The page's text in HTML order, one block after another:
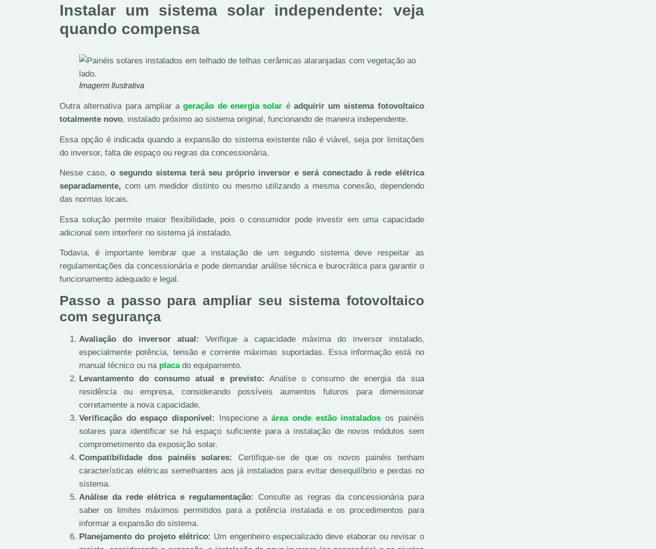
Instalar um sistema solar independente: veja
quando compensa
Imagerm Ilustrativa
Outra alternativa para ampliar ageração de energia solar é adquirir um sistema fotovoltaico
totalmente novo, instalado próximo ao sistema original, funcionando de maneira independente.
Essa opção é indicada quando a expansão do sistema existente não é viável, seja por limitações
do inversor, falta de espaço ou regras da concessionária.
Nesse caso,o segundo sistema terá seu próprio inversor e será conectado à rede elétrica
separadamente, com um medidor distinto ou mesmo utilizando a mesma conexão, dependendo
das normas locais.
Essa solução permite maior flexibilidade, pois o consumidor pode investir em uma capacidade
adicional sem interferir no sistema já instalado.
Todavia, é importante lembrar que a instalação de um segundo sistema deve respeitar as
regulamentações da concessionária e pode demandar análise técnica e burocrática para garantir o
funcionamento adequado e legal.
Passo a passo para ampliar seu sistema fotovoltaico
com segurança
Avaliação do inversor atual:
Verifique a capacidade máxima do inversor instalado,
especialmente potência, tensão e corrente máximas suportadas. Essa informação está no
manual técnico ou na placado equipamento.
Levantamento do consumo atual e previsto: Analise o consumo de energia da sua
residência ou empresa, considerando possíveis aumentos futuros para dimensionar
corretamente a nova capacidade.
Verificação do espaço disponível:
Inspecione aárea onde estão instalados os painéis
solares para identificar se há espaço suficiente para a instalação de novos módulos sem
comprometimento da exposição solar.
Compatibilidade dos painéis solares:
Certifique-se de que os novos painéis tenham
características elétricas semelhantes aos já instalados para evitar desequilíbrio e perdas no
sistema.
Análise da rede elétrica e regulamentação:
Consulte as regras da concessionária para
saber os limites máximos permitidos para a potência instalada e os procedimentos para
informar a expansão do sistema.
Planejamento do projeto elétrico: Um engenheiro especializado deve elaborar ou revisar o